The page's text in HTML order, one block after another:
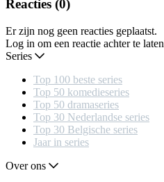
Reacties (0)
Er zijn nog geen reacties geplaatst.
Log in om een reactie achter te laten
Series
Top 100 beste series
Top 50 komedieseries
Top 50 dramaseries
Top 30 Nederlandse series
Top 30 Belgische series
Jaar in series
Over ons